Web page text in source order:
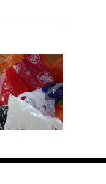
La preocupación del
Papa Francisco
sobre el cuidado del
planeta y el cambio
climático